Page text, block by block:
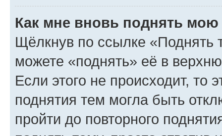
Как мне вновь поднять мою
Щёлкнув по ссылке «Поднять
можете «поднять» её в
Если этого не происходит, то
поднятия тем могла быть
пройти до повторного